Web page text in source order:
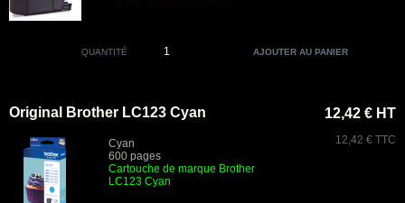
QUANTITÉ
Original Brother LC123 Cyan
Cyan
600 pages
Cartouche de marque Brother
LC123 Cyan
12,42 € HT
12,42 € TTC